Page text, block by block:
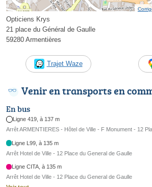
Opticiens Krys
21 place du Général de Gaulle
59280 Armentières
Trajet Waze
Venir en transports en
En bus
Ligne 419, à 137 m
Arrêt ARMENTIERES - Hôtel de Ville - F Monument - 12
Ligne L99, à 135 m
Arrêt Hotel de Ville - 12 Place du General de Gaulle
Ligne CITA, à 135 m
Arrêt Hotel de Ville - 12 Place du General de Gaulle